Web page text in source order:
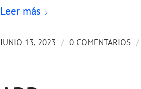
Leer más
JUNIO 13, 2023 / 0 COMENTARIOS /